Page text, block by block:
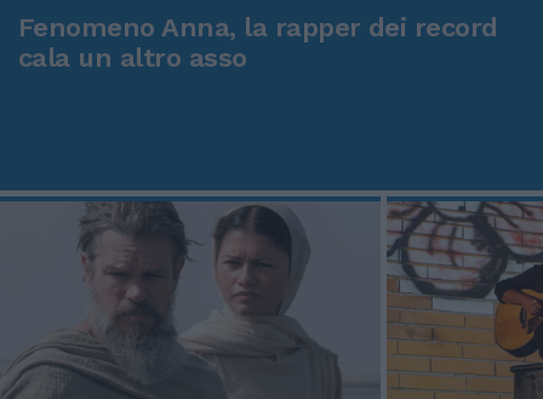
Fenomeno Anna, la rapper dei record
cala un altro asso